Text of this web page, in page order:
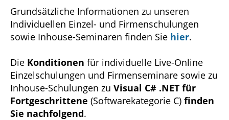
Grundsätzliche Informationen zu unseren
Individuellen Einzel- und Firmenschulungen
sowie Inhouse-Seminaren finden Sie hier.
Die Konditionen für individuelle Live-Online
Einzelschulungen und Firmenseminare sowie zu
Inhouse-Schulungen zu Visual C# .NET für
Fortgeschrittene (Softwarekategorie C) finden
Sie nachfolgend.